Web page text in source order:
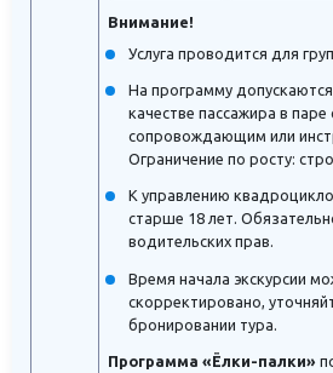
Внимание!
Услуга проводится для
На программу
качестве пассажира в
сопровождающим или
Ограничение по росту:
К управлению
старше 18 лет.
водительских прав.
Время начала экскурсии
скорректировано,
бронировании тура.
Программа «Ёлки-палки»